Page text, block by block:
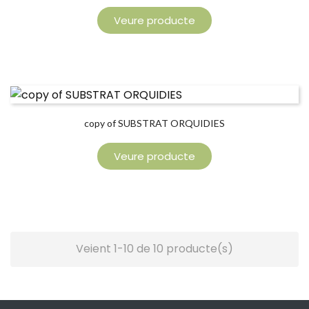
Veure producte
copy of SUBSTRAT ORQUIDIES
Veure producte
Veient 1-10 de 10 producte(s)